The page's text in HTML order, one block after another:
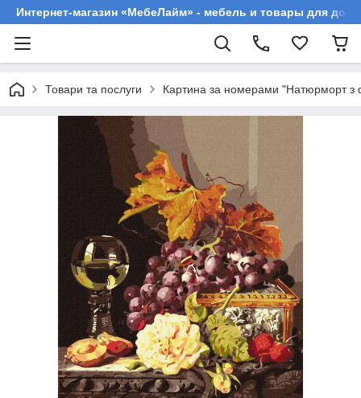
Интернет-магазин «МебеЛайм» - мебель и товары для
Товари та послуги Картина за номерами "Натюрморт з